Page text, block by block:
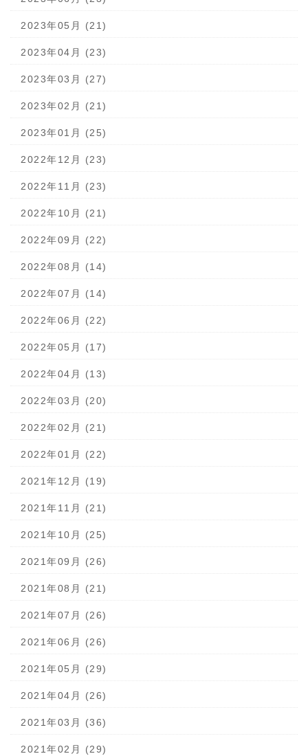
2023年05月 (21)
2023年04月 (23)
2023年03月 (27)
2023年02月 (21)
2023年01月 (25)
2022年12月 (23)
2022年11月 (23)
2022年10月 (21)
2022年09月 (22)
2022年08月 (14)
2022年07月 (14)
2022年06月 (22)
2022年05月 (17)
2022年04月 (13)
2022年03月 (20)
2022年02月 (21)
2022年01月 (22)
2021年12月 (19)
2021年11月 (21)
2021年10月 (25)
2021年09月 (26)
2021年08月 (21)
2021年07月 (26)
2021年06月 (26)
2021年05月 (29)
2021年04月 (26)
2021年03月 (36)
2021年02月 (29)